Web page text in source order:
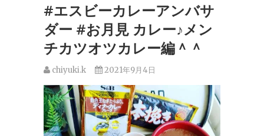
#エスビーカレーアンバサ
ダー #お月見 カレー♪メン
チカツオツカレー編＾＾
chiyuki.k 2021年9月4日